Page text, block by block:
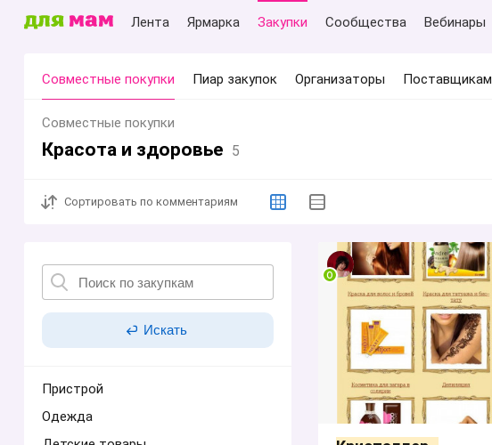
Лента Ярмарка Закупки Сообщества Вебинары
Совместные покупки Пиар закупок Организаторы Поставщикам
Совместные покупки
Красота и здоровье 5
Сортировать по комментариям
Искать
Пристрой
Одежда